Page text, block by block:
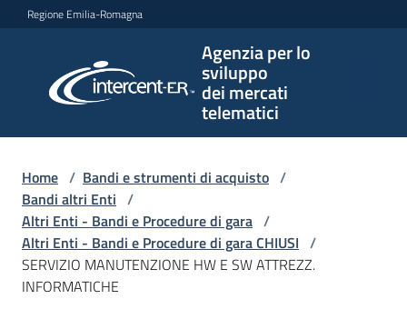
Vai al contenuto
Vai alla navigazione
Vai al footer
Regione Emilia-Romagna
Agenzia per lo
sviluppo
dei mercati
telematici
per lo
sviluppo
telematici
L'Agenzia
Home / Bandi e strumenti di acquisto /
Bandi altri Enti /
Altri Enti - Bandi e Procedure di gara /
Altri Enti - Bandi e Procedure di gara CHIUSI /
SERVIZIO MANUTENZIONE HW E SW ATTREZZ.
INFORMATICHE